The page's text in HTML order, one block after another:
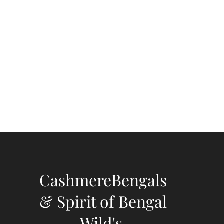
✨ Cashmere Bengal : Mythe
CashmereBengals
& Spirit of Bengal